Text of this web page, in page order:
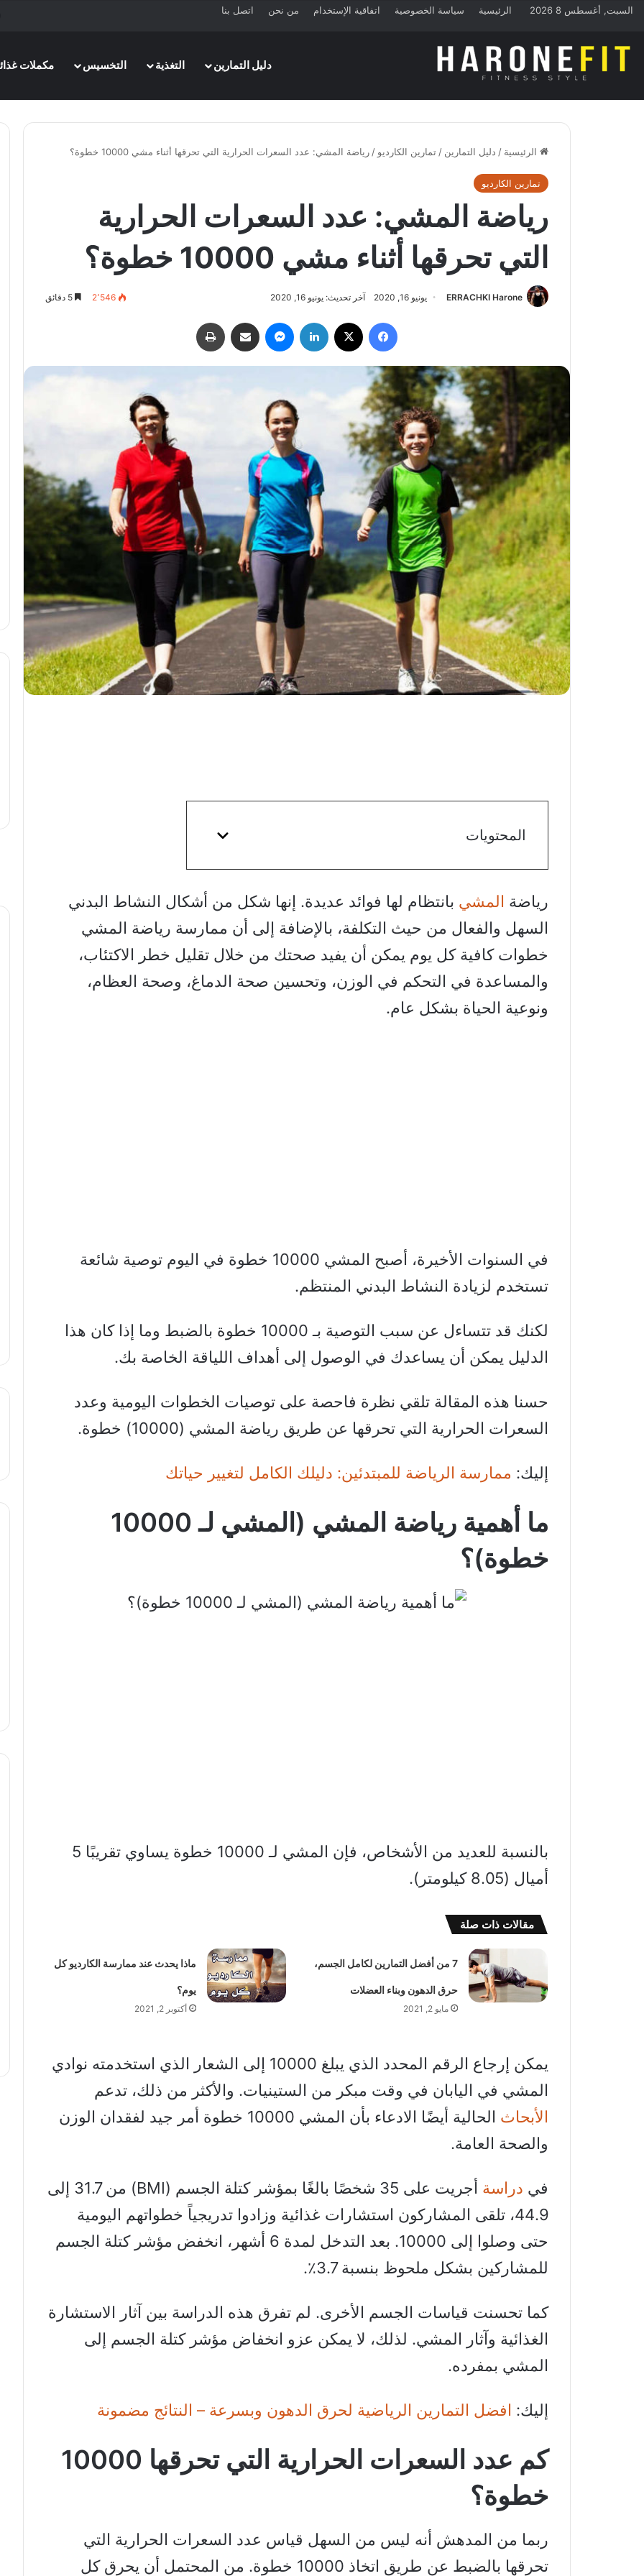
السبت, أغسطس 8 2026 الرئيسية سياسة الخصوصية اتفاقية الإستخدام من نحن اتصل بنا
دليل التمارين
التغذية التخسيس مكملات
الرئيسية / دليل التمارين / تمارين الكارديو / رياضة المشي: عدد السعرات الحرارية التي تحرقها أثناء مشي 10000 خطوة؟
تمارين الكارديو
رياضة المشي: عدد السعرات الحرارية
التي تحرقها أثناء مشي 10000 خطوة؟
ERRACHKI Harone يونيو 16, 2020 آخر تحديث: يونيو 16, 2020 2٬546
فيسبوك لينكدإن ماسنجر مشاركة عبر البريد
المحتويات
رياضة المشي بانتظام لها فوائد عديدة. إنها شكل من أشكال النشاط البدني
السهل والفعال من حيث التكلفة، بالإضافة إلى أن ممارسة رياضة المشي
خطوات كافية كل يوم يمكن أن يفيد صحتك من خلال تقليل خطر الاكتئاب،
والمساعدة في التحكم في الوزن، وتحسين صحة الدماغ، وصحة العظام،
ونوعية الحياة بشكل عام.
في السنوات الأخيرة، أصبح المشي 10000 خطوة في اليوم توصية شائعة
تستخدم لزيادة النشاط البدني المنتظم.
لكنك قد تتساءل عن سبب التوصية بـ 10000 خطوة بالضبط وما إذا كان هذا
الدليل يمكن أن يساعدك في الوصول إلى أهداف اللياقة الخاصة بك.
حسنا هذه المقالة تلقي نظرة فاحصة على توصيات الخطوات اليومية وعدد
السعرات الحرارية التي تحرقها عن طريق رياضة المشي (10000) خطوة.
إليك: ممارسة الرياضة للمبتدئين: دليلك الكامل لتغيير حياتك
ما أهمية رياضة المشي (المشي لـ 10000
خطوة)؟
بالنسبة للعديد من الأشخاص، فإن المشي لـ 10000 خطوة يساوي تقريبًا 5
أميال (8.05 كيلومتر).
مقالات ذات صلة
7 من أفضل التمارين لكامل الجسم،
حرق الدهون وبناء العضلات
مايو 2, 2021
ماذا يحدث عند ممارسة الكارديو كل
يوم؟
أكتوبر 2, 2021
يمكن إرجاع الرقم المحدد الذي يبلغ 10000 إلى الشعار الذي استخدمته نوادي
المشي في اليابان في وقت مبكر من الستينيات. والأكثر من ذلك، تدعم
الأبحاث
الحالية أيضًا الادعاء بأن المشي 10000 خطوة أمر جيد لفقدان الوزن
والصحة العامة.
في دراسة
أجريت على 35 شخصًا بالغًا بمؤشر كتلة الجسم (BMI) من 31.7 إلى
44.9، تلقى المشاركون استشارات غذائية وزادوا تدريجياً خطواتهم اليومية
حتى وصلوا إلى 10000. بعد التدخل لمدة 6 أشهر، انخفض مؤشر كتلة الجسم
للمشاركين بشكل ملحوظ بنسبة 3.7٪.
كما تحسنت قياسات الجسم الأخرى. لم تفرق هذه الدراسة بين آثار الاستشارة
الغذائية وآثار المشي. لذلك، لا يمكن عزو انخفاض مؤشر كتلة الجسم إلى
المشي بمفرده.
إليك: افضل التمارين الرياضية لحرق الدهون وبسرعة – النتائج مضمونة
كم عدد السعرات الحرارية التي تحرقها 10000
خطوة؟
ربما من المدهش أنه ليس من السهل قياس عدد السعرات الحرارية التي
تحرقها بالضبط عن طريق اتخاذ 10000 خطوة. من المحتمل أن يحرق كل